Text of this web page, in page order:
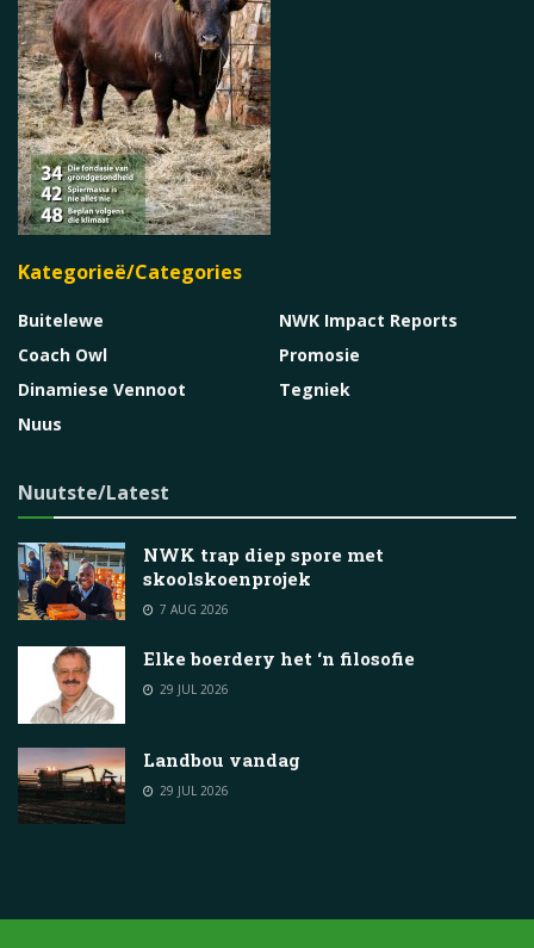
Kategorieë/Categories
Buitelewe
Coach Owl
Dinamiese Vennoot
Nuus
NWK Impact Reports
Promosie
Tegniek
Nuutste/Latest
NWK trap diep spore met
skoolskoenprojek
7 AUG 2026
Elke boerdery het ‘n filosofie
29 JUL 2026
Landbou vandag
29 JUL 2026